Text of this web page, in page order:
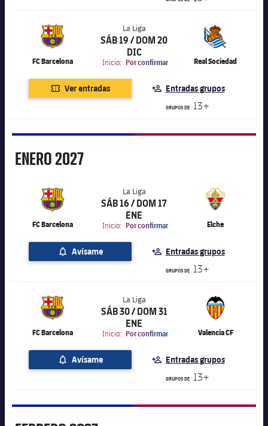
FC Barcelona
La Liga
La Liga
SÁB 19 / DOM 20
DIC
Inicio: Por confirmar Real Sociedad
label.aria.chevronright
Ver entradas Entradas grupos
GRUPOS DE 13+
Enero
ENERO2027
FC Barcelona
La Liga
La Liga
SÁB 16 / DOM 17
ENE
Inicio: Por confirmar Elche
label.aria.chevronright
Avísame Entradas grupos
GRUPOS DE 13+
FC Barcelona
La Liga
La Liga
SÁB 30 / DOM 31
ENE
Inicio: Por confirmar Valencia CF
label.aria.chevronright
Avísame Entradas grupos
GRUPOS DE 13+